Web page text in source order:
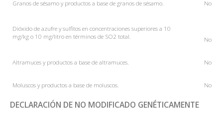
Granos de sésamo y productos a base de granos de sésamo. No
Dióxido de azufre y sulfitos en concentraciones superiores a 10
mg/kg o 10 mg/litro en términos de SO2 total.
No
Altramuces y productos a base de altramuces. No
Moluscos y productos a base de moluscos. No
DECLARACIÓN DE NO MODIFICADO GENÉTICAMENTE